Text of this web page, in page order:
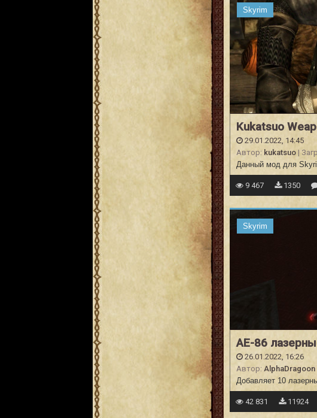
Skyrim
Kukatsuo
29.01.2022, 14:45
Автор: kukatsuo |
Данный мод для
9 467 1350
Skyrim
AE-86
26.01.2022, 16:26
Автор: AlphaDragoon
Добавляет 10
42 831 11924